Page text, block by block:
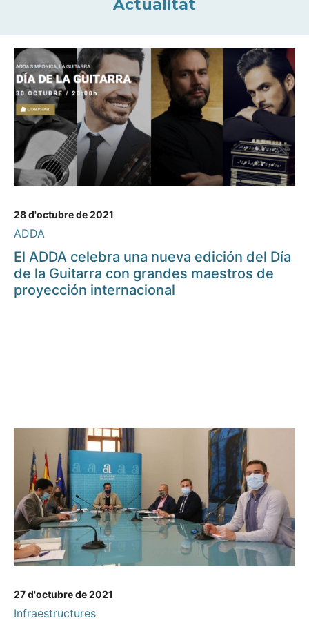
Actualitat
28 d'octubre de 2021
ADDA
El ADDA celebra una nueva edición del Día
de la Guitarra con grandes maestros de
proyección internacional
27 d'octubre de 2021
Infraestructures